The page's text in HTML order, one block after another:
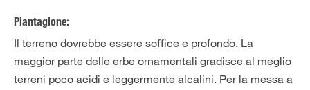
Piantagione:
Il terreno dovrebbe essere soffice e profondo. La
maggior parte delle erbe ornamentali gradisce al meglio
terreni poco acidi e leggermente alcalini. Per la messa a